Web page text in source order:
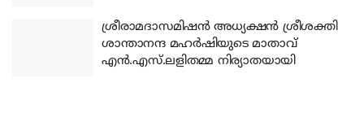
ശ്രീരാമദാസമിഷന്‍ അധ്യക്ഷന്‍ ശ്രീശക്തി
ശാന്താനന്ദ മഹര്‍ഷിയുടെ മാതാവ്
എന്‍.എസ്.ലളിതമ്മ നിര്യാതയായി